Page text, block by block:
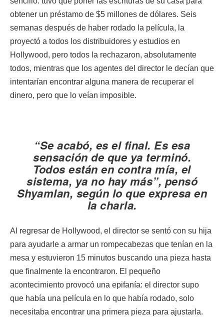
obtener un préstamo de $5 millones de dólares. Seis
semanas después de haber rodado la película, la
proyectó a todos los distribuidores y estudios en
Hollywood, pero todos la rechazaron, absolutamente
todos, mientras que los agentes del director le decían que
intentarían encontrar alguna manera de recuperar el
dinero, pero que lo veían imposible.
“Se acabó, es el final. Es esa
sensación de que ya terminó.
Todos están en contra mía, el
sistema, ya no hay más”, pensó
Shyamlan, según lo que expresa en
la charla.
Al regresar de Hollywood, el director se sentó con su hija
para ayudarle a armar un rompecabezas que tenían en la
mesa y estuvieron 15 minutos buscando una pieza hasta
que finalmente la encontraron. El pequeño
acontecimiento provocó una epifanía: el director supo
que había una película en lo que había rodado, solo
necesitaba encontrar una primera pieza para ajustarla.